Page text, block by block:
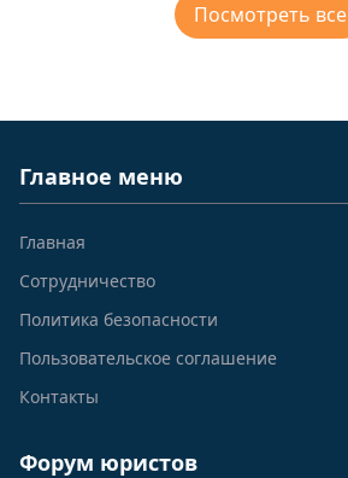
Посмотреть все
Главное меню
Главная
Сотрудничество
Политика безопасности
Пользовательское соглашение
Контакты
Форум юристов